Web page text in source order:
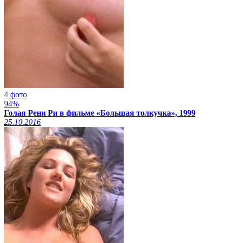
4 фото
94%
Голая Рени Ри в фильме «Большая толкучка», 1999
25.10.2016